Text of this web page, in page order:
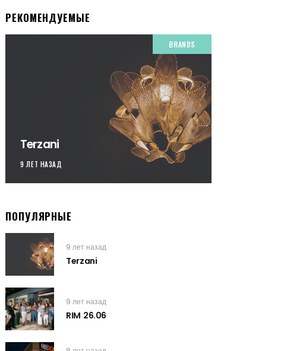
РЕКОМЕНДУЕМЫЕ
BRANDS
Terzani
9 ЛЕТ НАЗАД
ПОПУЛЯРНЫЕ
9 лет назад
Terzani
9 лет назад
RIM 26.06